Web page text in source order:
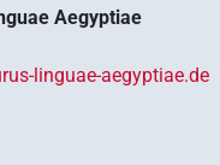
Aegyptiae
linguae-aegyptiae.de